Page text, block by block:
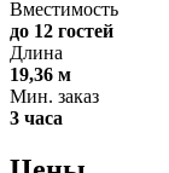
Вместимость
до 12 гостей
Длина
19,36 м
Мин. заказ
3 часа